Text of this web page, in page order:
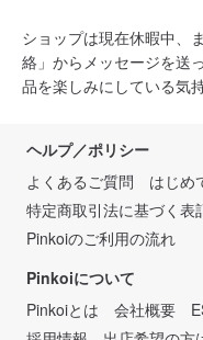
ショップは現在休暇中、
絡」からメッセージを送
品を楽しみにしている気
ヘルプ／ポリシー
よくあるご質問
はじめ
特定商取引法に基づく表
Pinkoiのご利用の流れ
Pinkoiについて
Pinkoiとは
会社概要